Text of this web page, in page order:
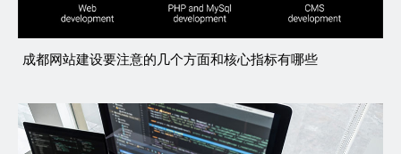
成都网站建设要注意的几个方面和核心指标有哪些